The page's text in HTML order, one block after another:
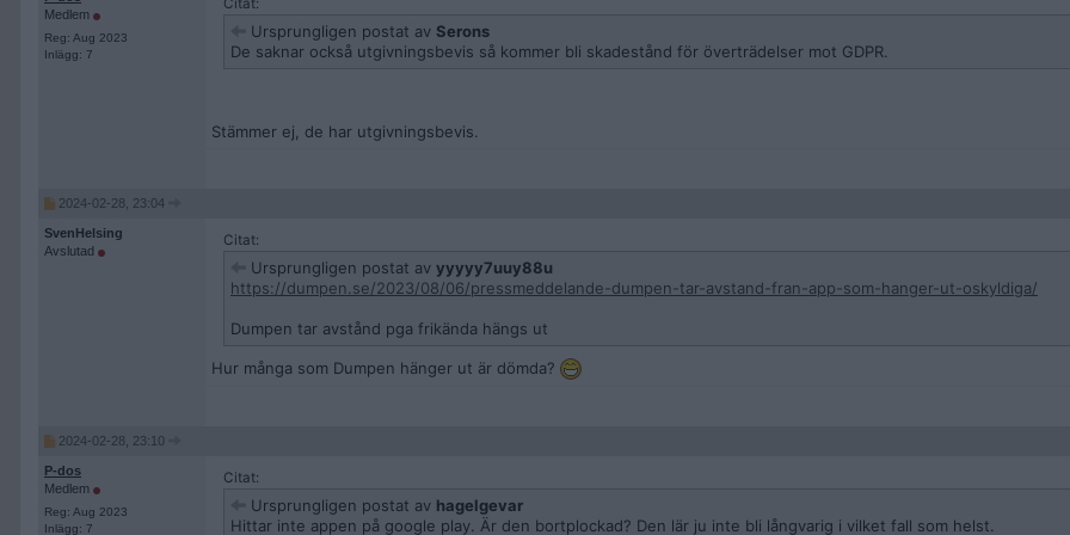
Medlem
Reg: Aug 2023
Inlägg: 7
Citat:
Ursprungligen postat av Serons
De saknar också utgivningsbevis så kommer bli skadestånd för överträdelser mot GDPR.
Stämmer ej, de har utgivningsbevis.
2024-02-28, 23:04
SvenHelsing
Avslutad
Citat:
Ursprungligen postat av yyyyy7uuy88u
https://dumpen.se/2023/08/06/pressmeddelande-dumpen-tar-avstand-fran-app-som-hanger-ut-oskyldiga/
Dumpen tar avstånd pga frikända hängs ut
Hur många som Dumpen hänger ut är dömda?
2024-02-28, 23:10
P-dos
Medlem
Reg: Aug 2023
Inlägg: 7
Citat:
Ursprungligen postat av hagelgevar
Hittar inte appen på google play. Är den bortplockad? Den lär ju inte bli långvarig i vilket fall som helst.